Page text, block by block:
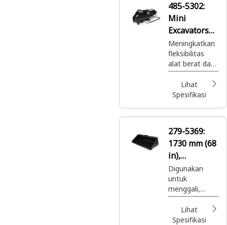
485-5302:
Mini
Excavators
Hidraulik 8
Ton
Meningkatkan
fleksibilitas
alat berat dan
memperbaiki
produksi
keseluruhan.
Lihat
Spesifikasi
279-5369:
1730 mm (68
in),
Pinggiran
Tajam yang
Dipasang
Dengan Baut
Digunakan
untuk
menggali,
memuat,
membawa,
meratakan,
Lihat
Spesifikasi